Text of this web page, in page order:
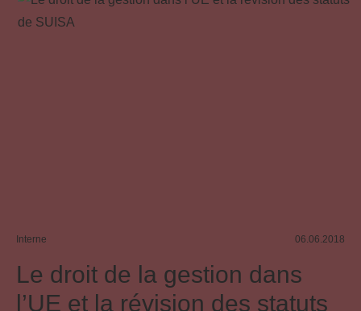
Interne 06.06.2018
Le droit de la gestion dans
l’UE et la révision des statuts